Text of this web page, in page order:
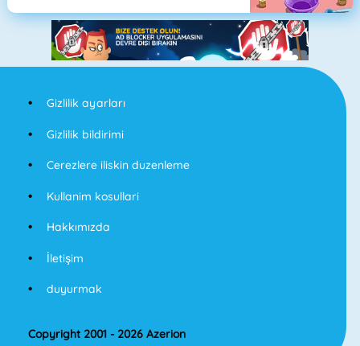
Gizlilik ayarları
Gizlilik bildirimi
Cerezlere iliskin duzenleme
Kullanim kosullari
Hakkımızda
İletişim
duyurmak
Copyright 2001 - 2026 Azerion